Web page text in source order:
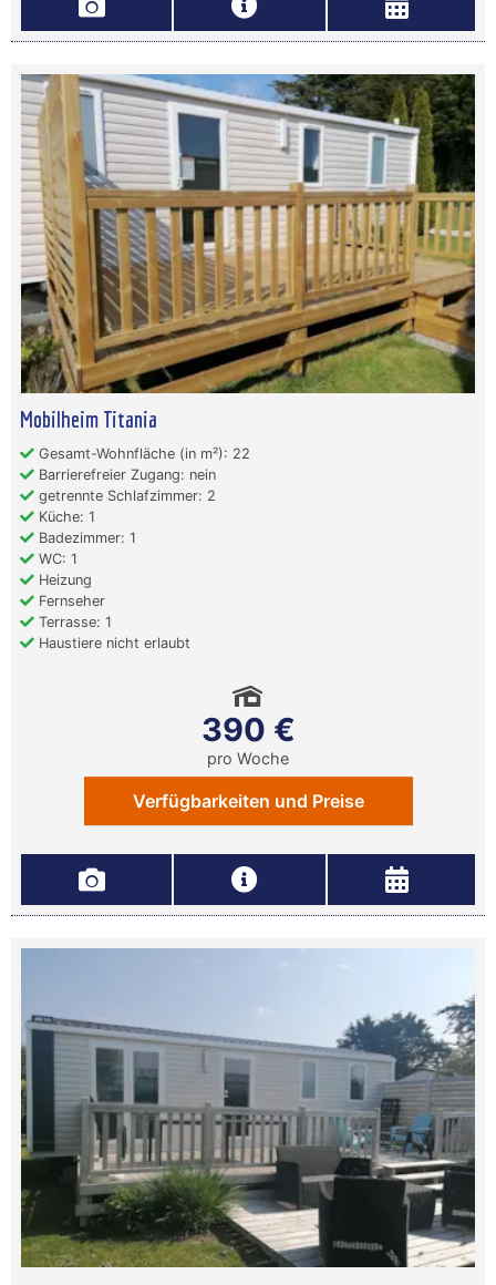
Mobilheim Titania
Gesamt-Wohnfläche (in m²): 22
Barrierefreier Zugang: nein
getrennte Schlafzimmer: 2
Küche: 1
Badezimmer: 1
WC: 1
Heizung
Fernseher
Terrasse: 1
Haustiere nicht erlaubt
390 €
pro Woche
Verfügbarkeiten und Preise